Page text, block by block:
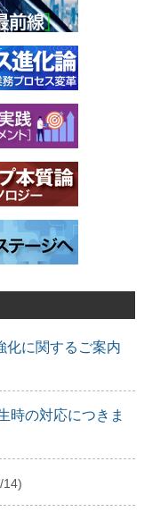
化に関するご案内
時の対応につきま
14)